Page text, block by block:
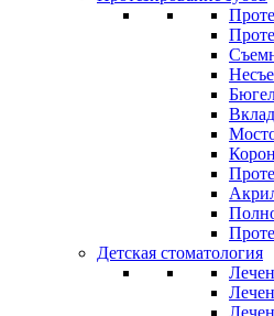
Детская стоматология